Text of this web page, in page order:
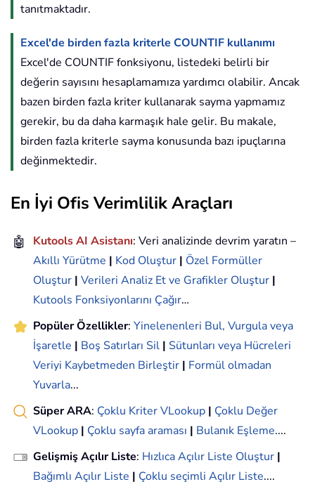
tanıtmaktadır.
Excel'de birden fazla kriterle COUNTIF kullanımı
Excel'de COUNTIF fonksiyonu, listedeki belirli bir
değerin sayısını hesaplamamıza yardımcı olabilir. Ancak
bazen birden fazla kriter kullanarak sayma yapmamız
gerekir, bu da daha karmaşık hale gelir. Bu makale,
birden fazla kriterle sayma konusunda bazı ipuçlarına
değinmektedir.
En İyi Ofis Verimlilik Araçları
🤖 Kutools AI Asistanı: Veri analizinde devrim yaratın –
Akıllı Yürütme | Kod Oluştur | Özel Formüller
Oluştur | Verileri Analiz Et ve Grafikler Oluştur |
Kutools Fonksiyonlarını Çağır…
Popüler Özellikler: Yinelenenleri Bul, Vurgula veya
İşaretle | Boş Satırları Sil | Sütunları veya Hücreleri
Veriyi Kaybetmeden Birleştir | Formül olmadan
Yuvarla...
Süper ARA: Çoklu Kriter VLookup | Çoklu Değer
VLookup | Çoklu sayfa araması | Bulanık Eşleme....
Gelişmiş Açılır Liste: Hızlıca Açılır Liste Oluştur |
Bağımlı Açılır Liste | Çoklu seçimli Açılır Liste....